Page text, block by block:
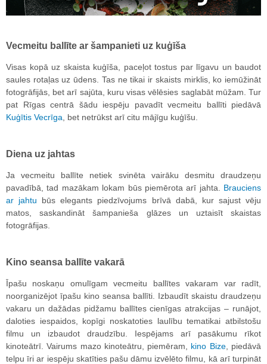
Vecmeitu ballīte ar šampanieti uz kuģīša
Visas kopā uz skaista kuģīša, paceļot tostus par līgavu un baudot
saules rotaļas uz ūdens. Tas ne tikai ir skaists mirklis, ko iemūžināt
fotogrāfijās, bet arī sajūta, kuru visas vēlēsies saglabāt mūžam. Tur
pat Rīgas centrā šādu iespēju pavadīt vecmeitu ballīti piedāvā
Kuģītis Vecrīga , bet netrūkst arī citu mājīgu kuģīšu.
Diena uz jahtas
Ja vecmeitu ballīte netiek svinēta vairāku desmitu draudzeņu
pavadībā, tad mazākam lokam būs piemērota arī jahta. Brauciens
ar jahtu būs elegants piedzīvojums brīvā dabā, kur sajust vēju
matos, saskandināt šampanieša glāzes un uztaisīt skaistas
fotogrāfijas.
Kino seansa ballīte vakarā
Īpašu noskaņu omulīgam vecmeitu ballītes vakaram var radīt,
noorganizējot īpašu kino seansa ballīti. Izbaudīt skaistu draudzeņu
vakaru un dažādas pidžamu ballītes cienīgas atrakcijas – runājot,
daloties iespaidos, kopīgi noskatoties laulību tematikai atbilstošu
filmu un izbaudot draudzību. Iespējams arī pasākumu rīkot
kinoteātrī. Vairums mazo kinoteātru, piemēram, kino Bize, piedāvā
telpu īri ar iespēju skatīties pašu dāmu izvēlēto filmu, kā arī turpināt